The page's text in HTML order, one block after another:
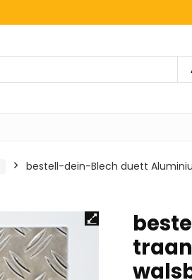
bestell-dein-Blech duett